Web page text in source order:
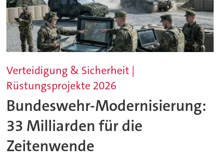
Verteidigung & Sicherheit |
Rüstungsprojekte 2026
Bundeswehr-Modernisierung:
33 Milliarden für die
Zeitenwende